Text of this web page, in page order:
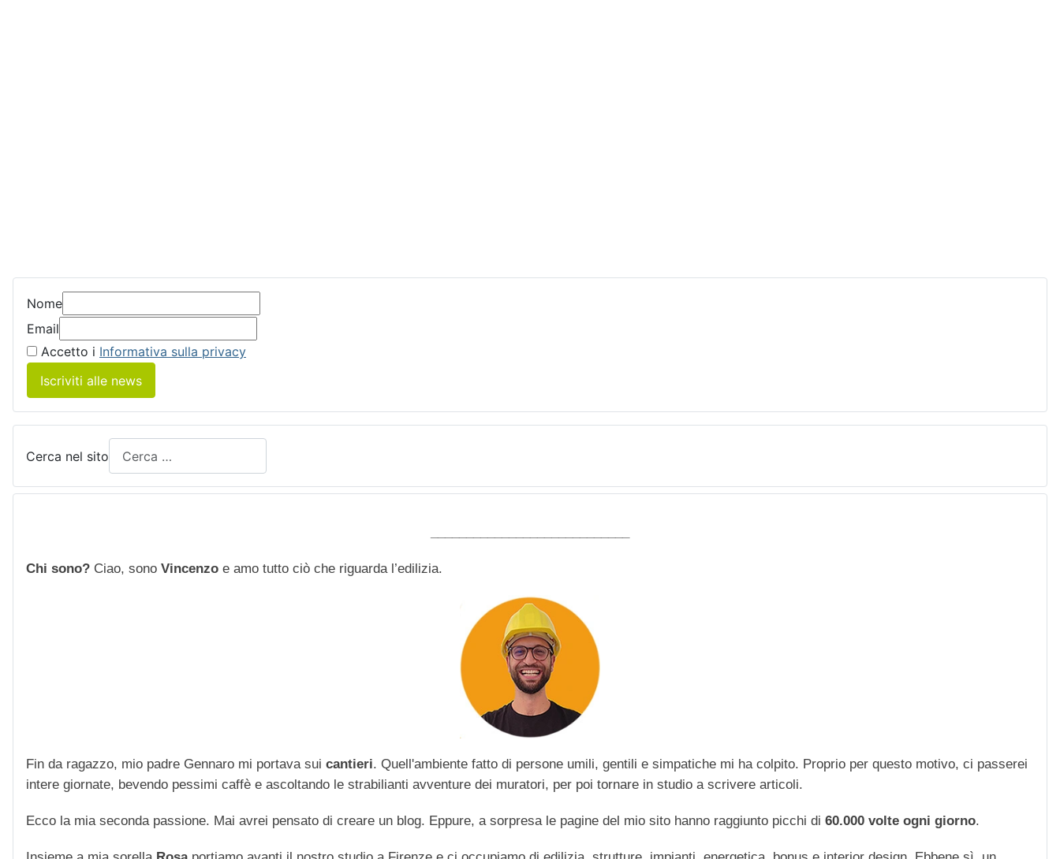
Nome
Email
Accetto i Informativa sulla privacy
Iscriviti alle news
Cerca nel sito
Chi sono? Ciao, sono Vincenzo e amo tutto ciò che riguarda l’edilizia.
Fin da ragazzo, mio padre Gennaro mi portava sui cantieri. Quell'ambiente fatto di persone umili, gentili e simpatiche mi ha colpito. Proprio per questo motivo, ci passerei
intere giornate, bevendo pessimi caffè e ascoltando le strabilianti avventure dei muratori, per poi tornare in studio a scrivere articoli.
Ecco la mia seconda passione. Mai avrei pensato di creare un blog. Eppure, a sorpresa le pagine del mio sito hanno raggiunto picchi di 60.000 volte ogni giorno.